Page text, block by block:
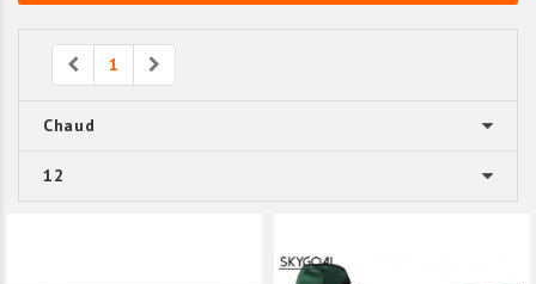
Previous
1